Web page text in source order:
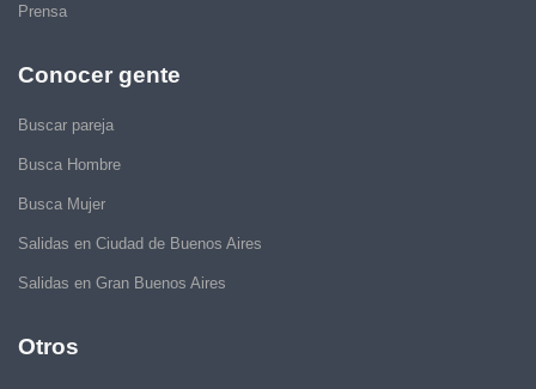
Prensa
Conocer gente
Buscar pareja
Busca Hombre
Busca Mujer
Salidas en Ciudad de Buenos Aires
Salidas en Gran Buenos Aires
Otros